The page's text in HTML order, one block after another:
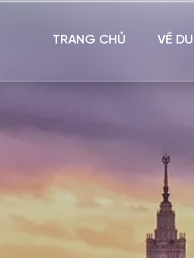
TRANG CHỦ VỀ